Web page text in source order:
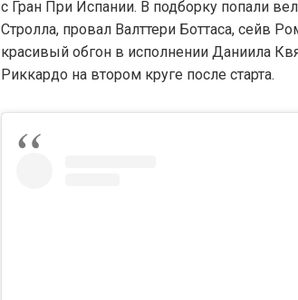
с Гран При Испании. В подборку попали
Стролла, провал Валттери Боттаса, сейв
красивый обгон в исполнении Даниила
Риккардо на втором круге после старта.